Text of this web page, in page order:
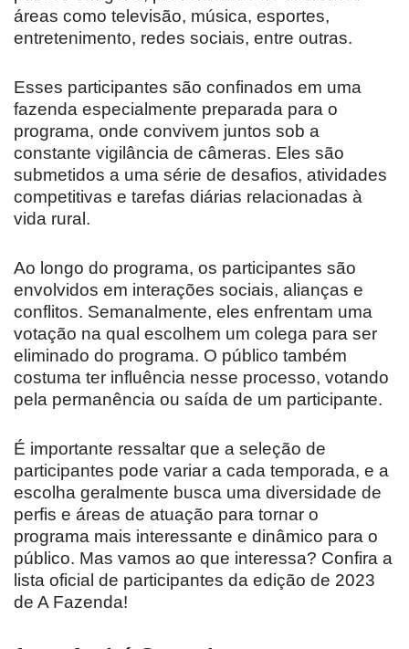
áreas como televisão, música, esportes,
entretenimento, redes sociais, entre outras.
Esses participantes são confinados em uma
fazenda especialmente preparada para o
programa, onde convivem juntos sob a
constante vigilância de câmeras. Eles são
submetidos a uma série de desafios, atividades
competitivas e tarefas diárias relacionadas à
vida rural.
Ao longo do programa, os participantes são
envolvidos em interações sociais, alianças e
conflitos. Semanalmente, eles enfrentam uma
votação na qual escolhem um colega para ser
eliminado do programa. O público também
costuma ter influência nesse processo, votando
pela permanência ou saída de um participante.
É importante ressaltar que a seleção de
participantes pode variar a cada temporada, e a
escolha geralmente busca uma diversidade de
perfis e áreas de atuação para tornar o
programa mais interessante e dinâmico para o
público. Mas vamos ao que interessa? Confira a
lista oficial de participantes da edição de 2023
de A Fazenda!